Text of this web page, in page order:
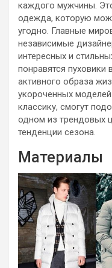
каждого мужчины.
одежда, которую
угодно. Главные
независимые
интересных и
понравятся пуховики
активного образа
укороченных
классику, смогут
одном из трендовых
тенденции сезона.
Материалы